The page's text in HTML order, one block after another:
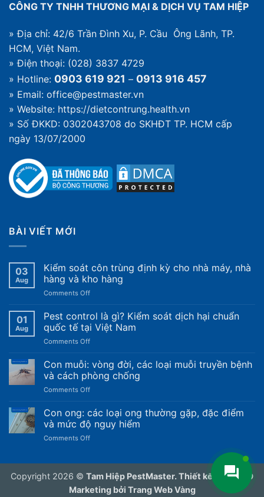
gặp
CÔNG TY TNHH THƯƠNG MẠI & DỊCH VỤ TAM HIỆP
» Địa chỉ: 42/6 Trần Đình Xu, P. Cầu Ông Lãnh, TP.
HCM, Việt Nam.
» Điện thoại: (028) 3837 4729
» Hotline: 0903 619 921 – 0913 916 457
» Email: office@pestmaster.vn
» Website: https://dietcontrung.health.vn
» Số ĐKKD: 0302043708 do SKHĐT TP. HCM cấp
ngày 13/07/2000
BÀI VIẾT MỚI
03
Aug
Kiểm soát côn trùng định kỳ cho nhà máy, nhà
hàng và kho hàng
Comments Offon
soát
côn
trùng
định
cho
nhà
và
kho
01
Aug
Pest control là gì? Kiểm soát dịch hại chuẩn
quốc tế tại Việt Nam
Comments Offon
control
là
gì?
Kiểm
dịch
hại
chuẩn
Việt
Nam
Con muỗi: vòng đời, các loại muỗi truyền bệnh
và cách phòng chống
Comments Offon
muỗi:
vòng
đời,
các
bệnh
và
Con ong: các loại ong thường gặp, đặc điểm
và mức độ nguy hiểm
Comments Offon
loại
ong
Copyright 2026 © Tam Hiệp PestMaster. Thiết kế web, SEO
Marketing bởi Trang Web Vàng